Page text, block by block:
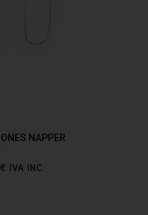
NAPPER
IVA INC.